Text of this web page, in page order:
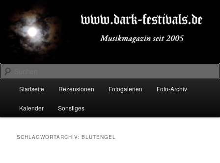
primären
Inhalt
springen
sekundären
Inhalt
springenDARK-FESTIVALS.DE
Suchen
Startseite Rezensionen Fotogalerien Foto-Archiv
Kalender Sonstiges
SCHLAGWORTARCHIV:BLUTENGEL